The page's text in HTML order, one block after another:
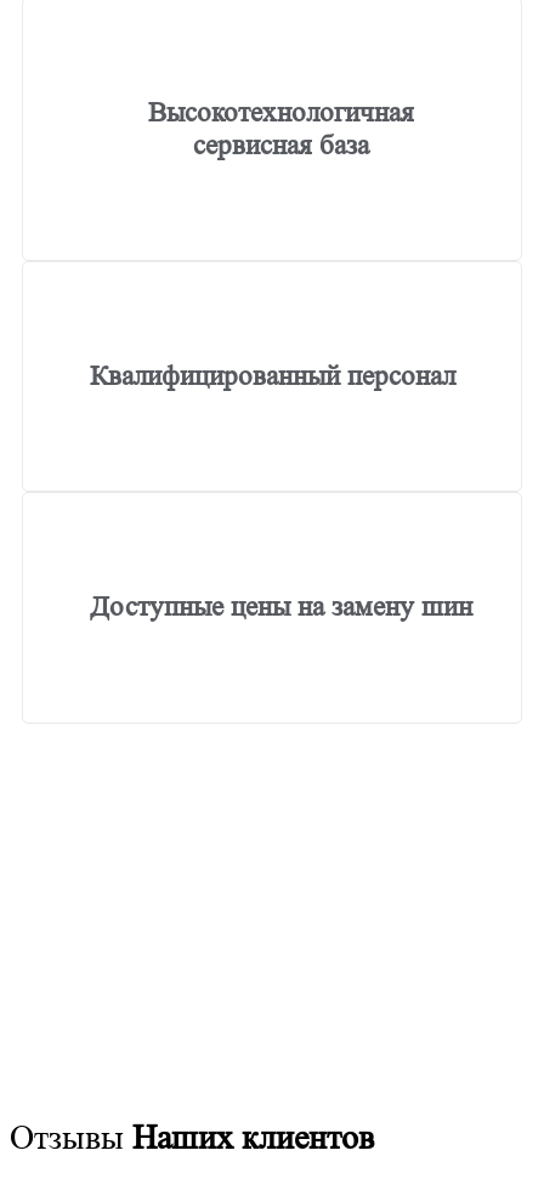
Высокотехнологичная
сервисная база
Квалифицированный персонал
Доступные цены на замену шин
Отзывы Наших клиентов